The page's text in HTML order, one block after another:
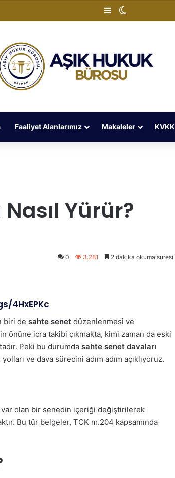
Kenar Bölmesi
Faaliyet Alanlarımız Makaleler KVKK
Yürür?
0 3.281 2 dakika okuma süresi
4HxEPKc
biri de sahte senet düzenlenmesi ve
önüne icra takibi çıkmakta, kimi zaman da eski
Peki bu durumda sahte senet davaları
ve dava sürecini adım adım açıklıyoruz.
olan bir senedin içeriği değiştirilerek
Bu tür belgeler, TCK m.204 kapsamında